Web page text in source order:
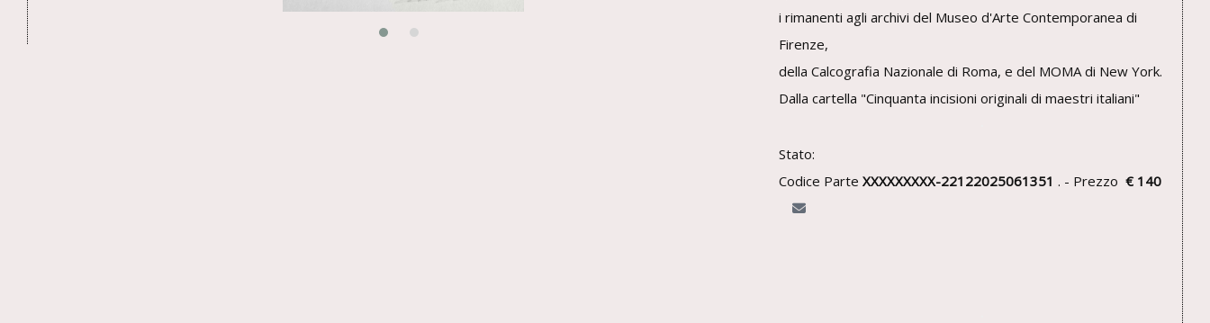
i rimanenti agli archivi del Museo d'Arte Contemporanea di
Firenze,
della Calcografia Nazionale di Roma, e del MOMA di New York.
Dalla cartella "Cinquanta incisioni originali di maestri italiani"
Stato:
Codice Parte XXXXXXXXX-22122025061351 . - Prezzo € 140